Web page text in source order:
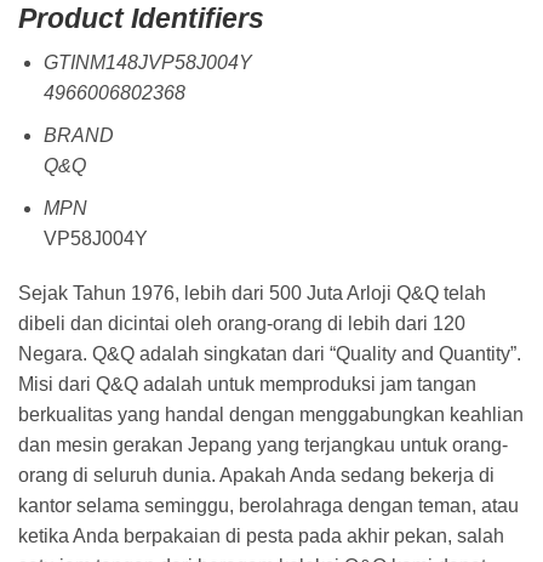
Product Identifiers
GTINM148JVP58J004Y
4966006802368
BRAND
Q&Q
MPN
VP58J004Y
Sejak Tahun 1976, lebih dari 500 Juta Arloji Q&Q telah
dibeli dan dicintai oleh orang-orang di lebih dari 120
Negara. Q&Q adalah singkatan dari “Quality and Quantity”.
Misi dari Q&Q adalah untuk memproduksi jam tangan
berkualitas yang handal dengan menggabungkan keahlian
dan mesin gerakan Jepang yang terjangkau untuk orang-
orang di seluruh dunia. Apakah Anda sedang bekerja di
kantor selama seminggu, berolahraga dengan teman, atau
ketika Anda berpakaian di pesta pada akhir pekan, salah